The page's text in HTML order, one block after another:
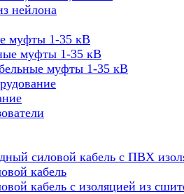
нейлона
муфты 1-35 кВ
муфты 1-35 кВ
муфты 1-35 кВ
силовой кабель с ПВХ
кабель
кабель с изоляцией из